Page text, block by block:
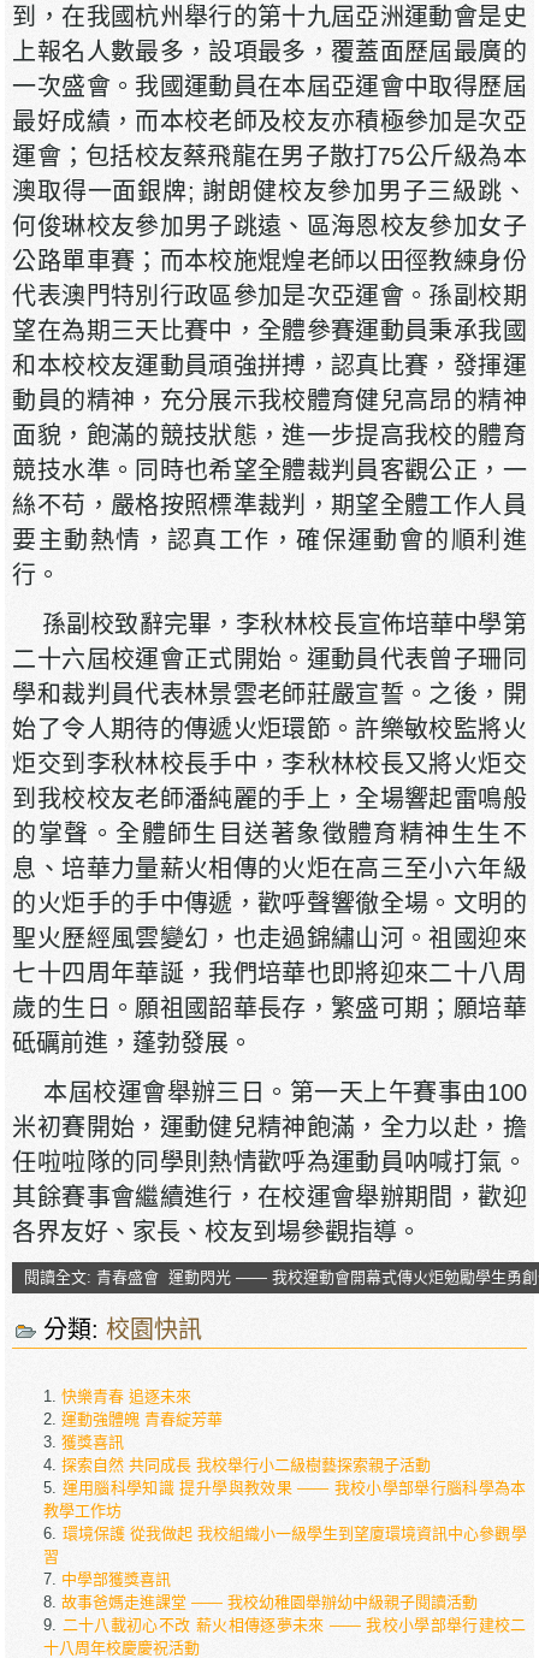
到，在我國杭州舉行的第十九屆亞洲運動會是史
上報名人數最多，設項最多，覆蓋面歷屆最廣的
一次盛會。我國運動員在本屆亞運會中取得歷屆
最好成績，而本校老師及校友亦積極參加是次亞
運會；包括校友蔡飛龍在男子散打75公斤級為本
澳取得一面銀牌; 謝朗健校友參加男子三級跳、
何俊琳校友參加男子跳遠、區海恩校友參加女子
公路單車賽；而本校施焜煌老師以田徑教練身份
代表澳門特別行政區參加是次亞運會。孫副校期
望在為期三天比賽中，全體參賽運動員秉承我國
和本校校友運動員頑強拼搏，認真比賽，發揮運
動員的精神，充分展示我校體育健兒高昂的精神
面貌，飽滿的競技狀態，進一步提高我校的體育
競技水準。同時也希望全體裁判員客觀公正，一
絲不苟，嚴格按照標準裁判，期望全體工作人員
要主動熱情，認真工作，確保運動會的順利進
行。
孫副校致辭完畢，李秋林校長宣佈培華中學第
二十六屆校運會正式開始。運動員代表曾子珊同
學和裁判員代表林景雲老師莊嚴宣誓。之後，開
始了令人期待的傳遞火炬環節。許樂敏校監將火
炬交到李秋林校長手中，李秋林校長又將火炬交
到我校校友老師潘純麗的手上，全場響起雷鳴般
的掌聲。全體師生目送著象徵體育精神生生不
息、培華力量薪火相傳的火炬在高三至小六年級
的火炬手的手中傳遞，歡呼聲響徹全場。文明的
聖火歷經風雲變幻，也走過錦繡山河。祖國迎來
七十四周年華誕，我們培華也即將迎來二十八周
歲的生日。願祖國韶華長存，繁盛可期；願培華
砥礪前進，蓬勃發展。
本屆校運會舉辦三日。第一天上午賽事由100
米初賽開始，運動健兒精神飽滿，全力以赴，擔
任啦啦隊的同學則熱情歡呼為運動員呐喊打氣。
其餘賽事會繼續進行，在校運會舉辦期間，歡迎
各界友好、家長、校友到場參觀指導。
閱讀全文: 青春盛會 運動閃光 —— 我校運動會開幕式傳火炬勉勵學生勇
分類:校園快訊
快樂青春 追逐未來
運動強體魄 青春綻芳華
獲獎喜訊
探索自然 共同成長 我校舉行小二級樹藝探索親子活動
運用腦科學知識 提升學與教效果 —— 我校小學部舉行腦科學為本
教學工作坊
環境保護 從我做起 我校組織小一級學生到望廈環境資訊中心參觀學
習
中學部獲獎喜訊
故事爸媽走進課堂 —— 我校幼稚園舉辦幼中級親子閱讀活動
二十八載初心不改 薪火相傳逐夢未來 —— 我校小學部舉行建校二
十八周年校慶慶祝活動